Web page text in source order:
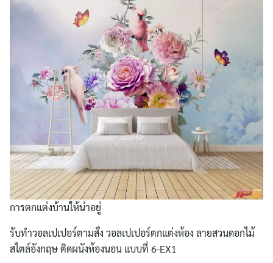
การตกแต่งบ้านให้น่าอยู่
รับทําวอลเปเปอร์ตามสั่ง วอลเปเปอร์ตกแต่งห้อง ลายสวนดอกไม้
สไตล์อังกฤษ ติดผนังห้องนอน แบบที่ 6-EX1